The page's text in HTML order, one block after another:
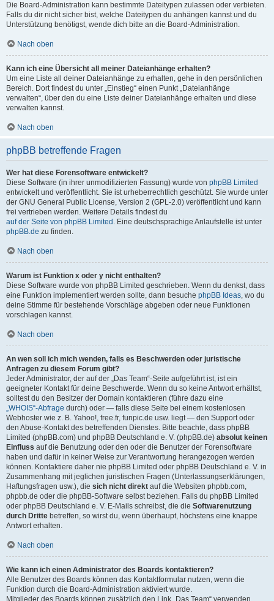
Die Board-Administration kann bestimmte Dateitypen zulassen oder verbieten.
Falls du dir nicht sicher bist, welche Dateitypen du anhängen kannst und du
Unterstützung benötigst, wende dich bitte an die Board-Administration.
Nach oben
Kann ich eine Übersicht all meiner Dateianhänge erhalten?
Um eine Liste all deiner Dateianhänge zu erhalten, gehe in den persönlichen
Bereich. Dort findest du unter „Einstieg“ einen Punkt „Dateianhänge
verwalten“, über den du eine Liste deiner Dateianhänge erhalten und diese
verwalten kannst.
Nach oben
phpBB betreffende Fragen
Wer hat diese Forensoftware entwickelt?
Diese Software (in ihrer unmodifizierten Fassung) wurde von phpBB Limited
entwickelt und veröffentlicht. Sie ist urheberrechtlich geschützt. Sie wurde unter
der GNU General Public License, Version 2 (GPL-2.0) veröffentlicht und kann
frei vertrieben werden. Weitere Details findest du
auf der Seite von phpBB Limited . Eine deutschsprachige Anlaufstelle ist unter
phpBB.de zu finden.
Nach oben
Warum ist Funktion x oder y nicht enthalten?
Diese Software wurde von phpBB Limited geschrieben. Wenn du denkst, dass
eine Funktion implementiert werden sollte, dann besuche phpBB Ideas, wo du
deine Stimme für bestehende Vorschläge abgeben oder neue Funktionen
vorschlagen kannst.
Nach oben
An wen soll ich mich wenden, falls es Beschwerden oder juristische
Anfragen zu diesem Forum gibt?
Jeder Administrator, der auf der „Das Team“-Seite aufgeführt ist, ist ein
geeigneter Kontakt für deine Beschwerde. Wenn du so keine Antwort erhältst,
solltest du den Besitzer der Domain kontaktieren (führe dazu eine
„WHOIS“-Abfrage durch) oder — falls diese Seite bei einem kostenlosen
Webhoster wie z. B. Yahoo!, free.fr, funpic.de usw. liegt — den Support oder
den Abuse-Kontakt des betreffenden Dienstes. Bitte beachte, dass phpBB
Limited (phpBB.com) und phpBB Deutschland e. V. (phpBB.de) absolut keinen
Einfluss auf die Benutzung oder den oder die Benutzer der Forensoftware
haben und dafür in keiner Weise zur Verantwortung herangezogen werden
können. Kontaktiere daher nie phpBB Limited oder phpBB Deutschland e. V. in
Zusammenhang mit jeglichen juristischen Fragen (Unterlassungserklärungen,
Haftungsfragen usw.), die sich nicht direkt auf die Websiten phpbb.com,
phpbb.de oder die phpBB-Software selbst beziehen. Falls du phpBB Limited
oder phpBB Deutschland e. V. E-Mails schreibst, die die Softwarenutzung
durch Dritte betreffen, so wirst du, wenn überhaupt, höchstens eine knappe
Antwort erhalten.
Nach oben
Wie kann ich einen Administrator des Boards kontaktieren?
Alle Benutzer des Boards können das Kontaktformular nutzen, wenn die
Funktion durch die Board-Administration aktiviert wurde.
Mitglieder des Boards können zusätzlich den Link „Das Team“ verwenden.